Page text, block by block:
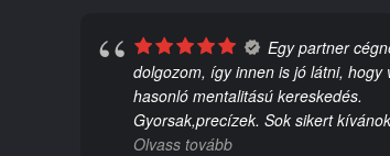
Egy partner
dolgozom, így innen is jó látni, hogy
hasonló mentalitású kereskedés.
Gyorsak,precízek. Sok sikert
Olvass tovább